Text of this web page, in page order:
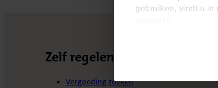
gebruiken, vindt u in
Zelf regelen
Vergoeding zoeken